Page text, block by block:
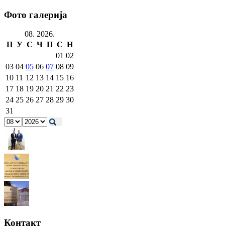
Фото галерија
08. 2026.
П У С Ч П С Н
01 02
03 04 05 06 07 08 09
10 11 12 13 14 15 16
17 18 19 20 21 22 23
24 25 26 27 28 29 30
31
Контакт